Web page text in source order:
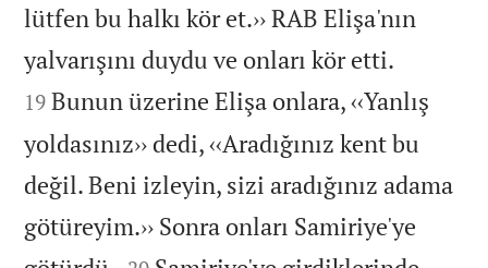
lütfen bu halkı kör et.›› RAB Elişa'nın
yalvarışını duydu ve onları kör etti.
19 Bunun üzerine Elişa onlara, ‹‹Yanlış
yoldasınız›› dedi, ‹‹Aradığınız kent bu
değil. Beni izleyin, sizi aradığınız adama
götüreyim.›› Sonra onları Samiriye'ye